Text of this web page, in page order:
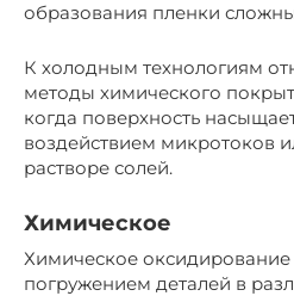
образования пленки
К холодным технологиям
методы химического
когда поверхность
воздействием микротоков
растворе солей.
Химическое
Химическое оксидирование
погружением деталей в